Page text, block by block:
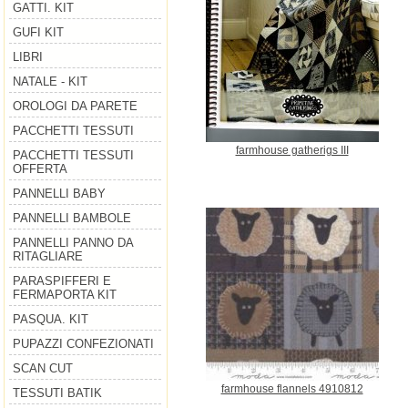
GATTI. KIT
GUFI KIT
LIBRI
NATALE - KIT
OROLOGI DA PARETE
PACCHETTI TESSUTI
PACCHETTI TESSUTI
OFFERTA
PANNELLI BABY
PANNELLI BAMBOLE
PANNELLI PANNO DA
RITAGLIARE
PARASPIFFERI E
FERMAPORTA KIT
PASQUA. KIT
PUPAZZI CONFEZIONATI
SCAN CUT
TESSUTI BATIK
farmhouse gatherigs III
farmhouse flannels 4910812